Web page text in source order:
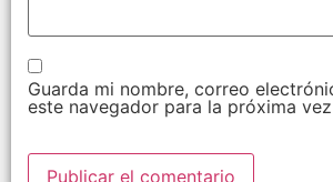
Guarda mi nombre, correo
este navegador para la próxima